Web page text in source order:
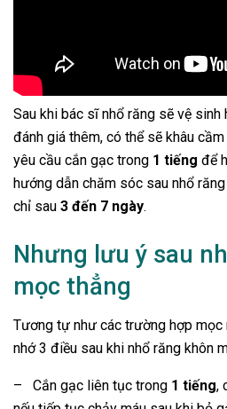
Sau khi bác sĩ nhổ răng sẽ vệ sinh
đánh giá thêm, có thể sẽ khâu
yêu cầu cắn gạc trong 1 tiếng để
hướng dẫn chăm sóc sau nhổ
chỉ sau 3 đến 7 ngày.
Nhưng lưu ý sau
mọc thẳng
Tương tự như các trường hợp mọc
nhớ 3 điều sau khi nhổ răng khôn
– Cắn gạc liên tục trong 1 tiếng,